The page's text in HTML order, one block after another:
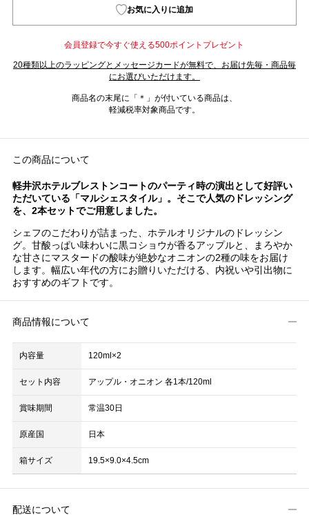
お気に入りに追加
会員登録で今すぐ使える500ポイントプレゼント
20種類以上のラッピングとメッセージカードが無料で、お届け先毎・商品毎
にお選びいただけます。
商品名の末尾に「＊」が付いている商品は、
軽減税率対象商品です。
この商品について
軽井沢ホテルブレストンコートのパーティ時の演出として好評い
ただいている「マルシェスタイル」。そこで人気のドレッシング
を、2本セットでご用意しました。
シェフのこだわりが詰まった、ホテルオリジナルのドレッシン
グ。甘酸っぱい味わいに黒コショウが香るアップルと、まろやか
な甘さにマスタードの酸味が絶妙なオニオンの2種の味をお届け
します。幅広い年代の方にお贈りいただける、内祝いや引出物に
おすすめのギフトです。
商品情報について
内容量 120ml×2
セット内容 アップル・オニオン 各1本/120ml
賞味期間 常温30日
原産国 日本
箱サイズ 19.5×9.0×4.5cm
配送について